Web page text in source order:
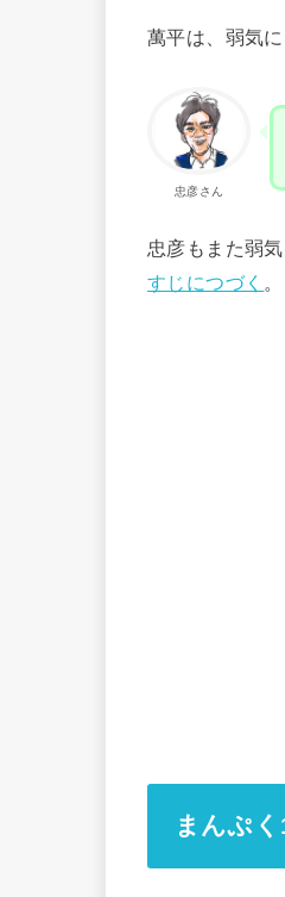
萬平は、弱気
忠彦さん
忠彦もまた弱
すじにつづく 。
まんぷ